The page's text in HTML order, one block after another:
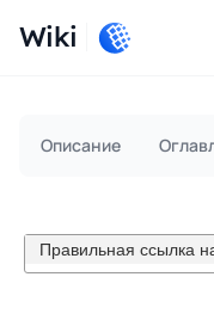
Wiki
Описание
Правильная ссылка